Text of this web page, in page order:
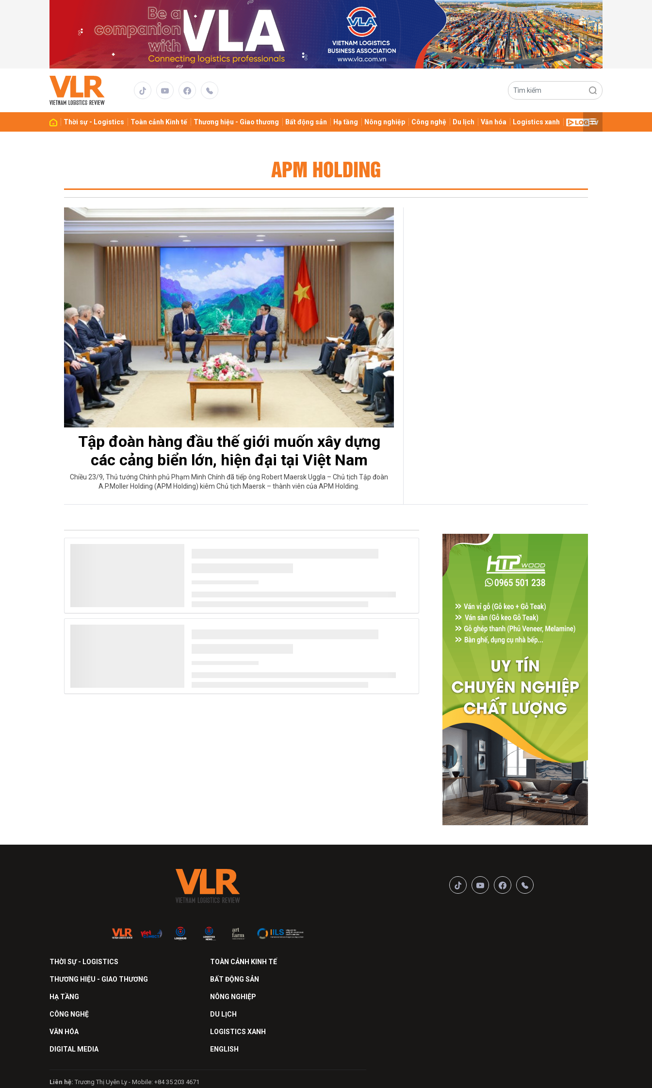
Thời sự - Logistics Toàn cảnh Kinh tế Thương hiệu - Giao thương Bất động sản Hạ tầng Nông nghiệp Công nghệ Du lịch Văn hóa Logistics xanh
APM HOLDING
Tập đoàn hàng đầu thế giới muốn xây dựng
các cảng biển lớn, hiện đại tại Việt Nam
Chiều 23/9, Thủ tướng Chính phủ Phạm Minh Chính đã tiếp ông Robert Maersk Uggla – Chủ tịch Tập đoàn
A.P.Moller Holding (APM Holding) kiêm Chủ tịch Maersk – thành viên của APM Holding.
THỜI SỰ - LOGISTICS TOÀN CẢNH KINH TẾ
THƯƠNG HIỆU - GIAO THƯƠNG BẤT ĐỘNG SẢN
HẠ TẦNG NÔNG NGHIỆP
CÔNG NGHỆ DU LỊCH
VĂN HÓA LOGISTICS XANH
DIGITAL MEDIA ENGLISH
Liên hệ: Trương Thị Uyên Ly - Mobile: +84 35 203 4671